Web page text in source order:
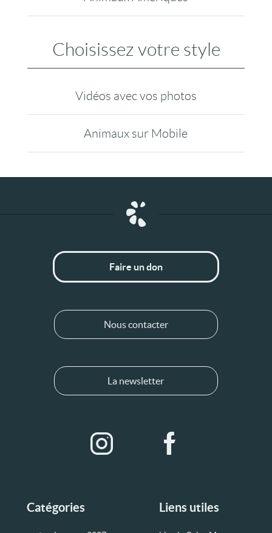
Choisissez votre style
Vidéos avec vos photos
Animaux sur Mobile
Catégories Liens utiles
Faire un don
Nous contacter
La newsletter